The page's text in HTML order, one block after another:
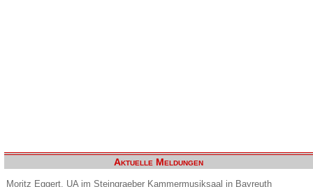
Aktuelle Meldungen
Moritz Eggert. UA im Steingraeber Kammermusiksaal in Bayreuth